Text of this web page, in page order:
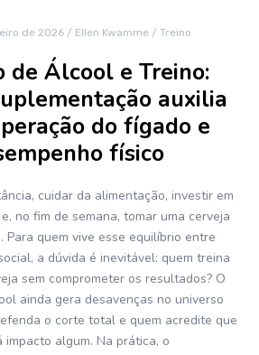
de 2026 / Ellen Kwamme / Treino
de Álcool e Treino:
auxilia
do fígado e
físico
cuidar da alimentação, investir em
no fim de semana, tomar uma cerveja
Para quem vive esse equilíbrio entre
a dúvida é inevitável: quem treina
sem comprometer os resultados? O
ainda gera desavenças no universo
o corte total e quem acredite que
impacto algum. Na prática, o